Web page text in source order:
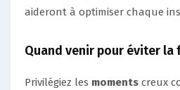
aideront à optimiser chaque
Quand venir pour éviter la
Privilégiez les moments creux